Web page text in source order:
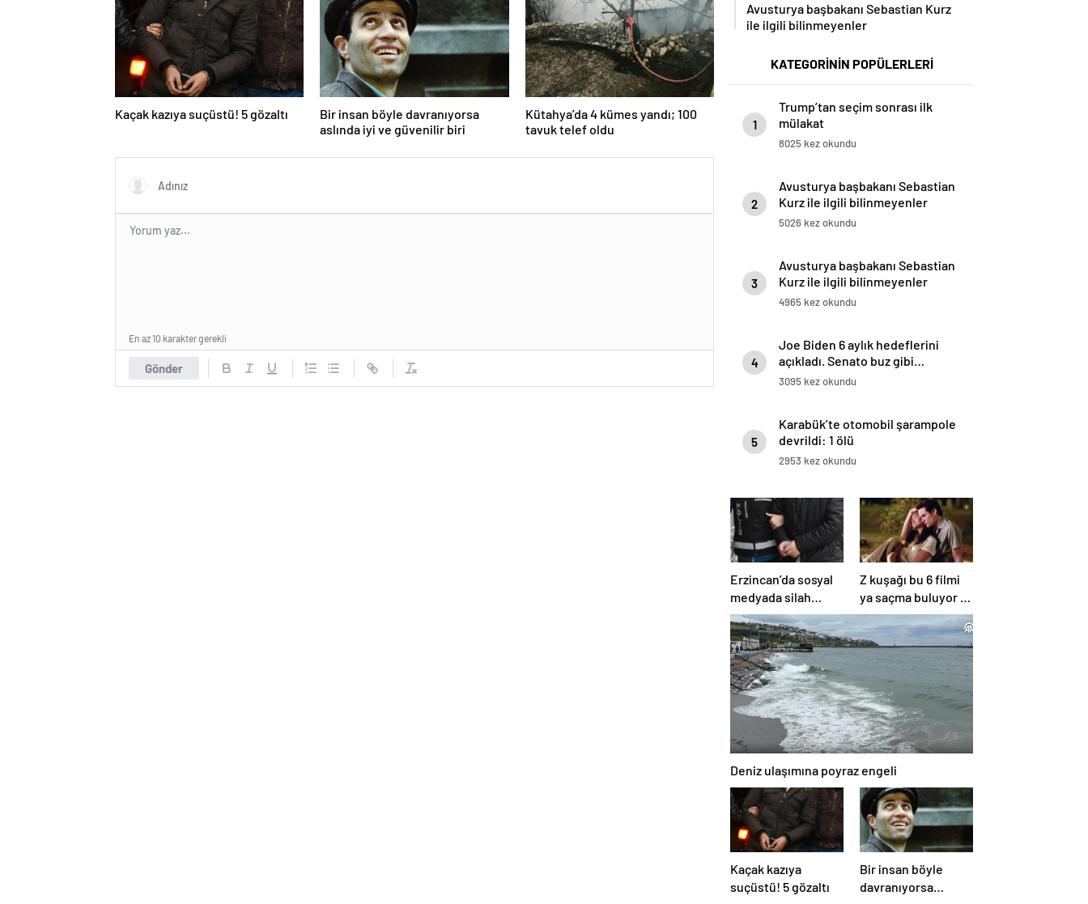
Kaçak kazıya suçüstü! 5 gözaltı
Bir insan böyle davranıyorsa
aslında iyi ve güvenilir biri
Kütahya’da 4 kümes yandı; 100
tavuk telef oldu
Gönder
En az 10 karakter gerekli
Avusturya başbakanı Sebastian Kurz
ile ilgili bilinmeyenler
KATEGORİNİN POPÜLERLERİ
1
Trump’tan seçim sonrası ilk
mülakat
8025 kez okundu
2
Avusturya başbakanı Sebastian
Kurz ile ilgili bilinmeyenler
5026 kez okundu
3
Avusturya başbakanı Sebastian
Kurz ile ilgili bilinmeyenler
4965 kez okundu
4
Joe Biden 6 aylık hedeflerini
açıkladı. Senato buz gibi…
3095 kez okundu
5
Karabük’te otomobil şarampole
devrildi: 1 ölü
2953 kez okundu
Erzincan’da sosyal
medyada silah
teşhiri yapanlar
yakalandı
Z kuşağı bu 6 filmi
ya saçma buluyor ya
da rahatsız edici ve
toksik!
Deniz ulaşımına poyraz engeli
Kaçak kazıya
suçüstü! 5 gözaltı
Bir insan böyle
davranıyorsa